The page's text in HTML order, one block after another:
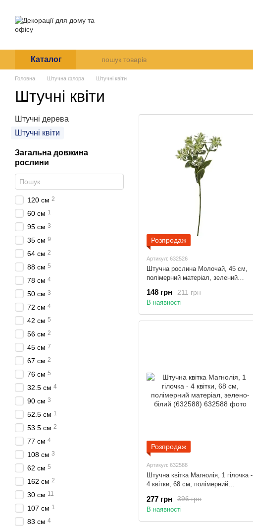
Каталог
Головна Штучна флора Штучні квіти
Штучні квіти
Розпродаж
Артикул: 632526
Штучна рослина Молочай, 45 см,
полімерний матеріал, зелений
211 грн
148 грн
В наявності
Розпродаж
Артикул: 632588
Штучна квітка Магнолія, 1 гілочка -
4 квітки, 68 см, полімерний
396 грн
277 грн
В наявності
Штучні дерева
Штучні квіти
Загальна довжина
рослини
120 см 2
60 см 1
95 см 3
35 см 9
64 см 2
88 см 5
78 см 4
50 см 3
72 см 4
42 см 5
56 см 2
45 см 7
67 см 2
76 см 5
32.5 см 4
90 см 3
52.5 см 1
53.5 см 2
77 см 4
108 см 3
62 см 5
162 см 2
30 см 11
107 см 1
83 см 4